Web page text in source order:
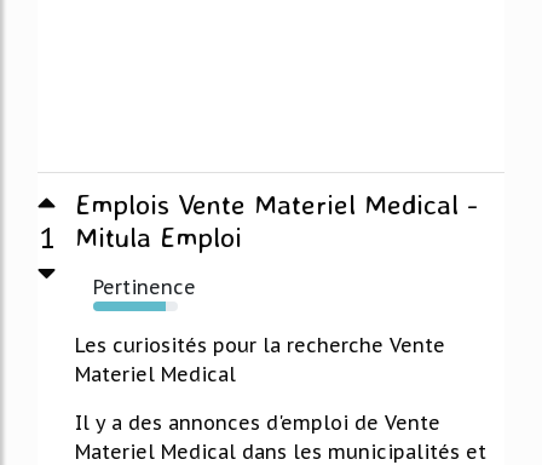
1
Emplois Vente Materiel Medical -
Mitula Emploi
Pertinence
85%
Les curiosités pour la recherche Vente
Materiel Medical
Il y a des annonces d'emploi de Vente
Materiel Medical dans les municipalités et